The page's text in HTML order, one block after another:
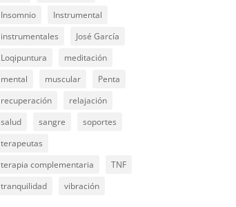
Insomnio
Instrumental
instrumentales
José García
Loqipuntura
meditación
mental
muscular
Penta
recuperación
relajación
salud
sangre
soportes
terapeutas
terapia complementaria
TNF
tranquilidad
vibración